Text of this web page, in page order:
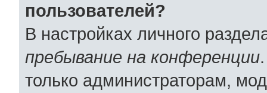
пользователей?
В настройках личного
пребывание на конференции
только администраторам,